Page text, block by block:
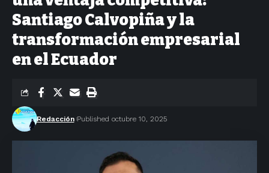
Santiago Calvopiña y la
transformación empresarial
en el Ecuador
Redacción Published octubre 10, 2025